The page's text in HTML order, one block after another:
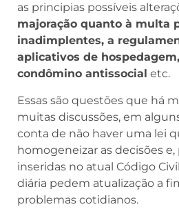
as principias possíveis
majoração quanto à multa
inadimplentes, a
aplicativos de
condômino antissocial etc.
Essas são questões que há
muitas discussões, em
conta de não haver uma lei
homogeneizar as decisões e,
inseridas no atual Código
diária pedem atualização a
problemas cotidianos.